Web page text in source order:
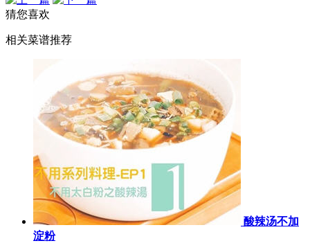
猜您喜欢
相关菜谱推荐
酸辣汤不加
淀粉